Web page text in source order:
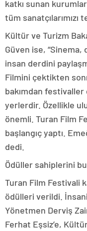
katkı sunan
tüm
Kültür ve Turizm
Güven ise,
insan derdini
Filmini çektikten
bakımdan
yerlerdir. Özellikle
önemli. Turan Film
başlangıç yaptı.
dedi.
Ödüller sahiplerini
Turan Film Festivali
ödülleri verildi.
Yönetmen Derviş
Ferhat Eşsiz’e,